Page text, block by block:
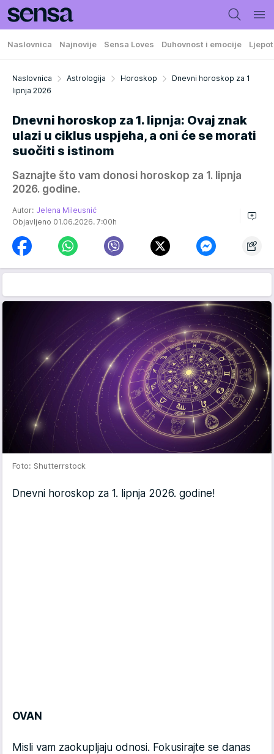
Naslovnica Najnovije Sensa Loves Duhovnost i emocije
Naslovnica Astrologija Horoskop
Dnevni horoskop za 1
lipnja 2026
Dnevni horoskop za 1. lipnja: Ovaj znak
ulazi u ciklus uspjeha, a oni će se morati
suočiti s istinom
Saznajte što vam donosi horoskop za 1. lipnja
2026. godine.
Autor: Jelena Mileusnić
Objavljeno 01.06.2026. 7:00h
Foto: Shutterrstock
Dnevni horoskop za 1. lipnja 2026. godine!
OVAN
Misli vam zaokupljaju odnosi. Fokusirajte se danas